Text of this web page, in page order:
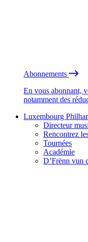
Abonnements
En vous abonnant,
notamment des
Luxembourg
Directeur
Rencontrez
Tournées
Académie
D’Frënn vun